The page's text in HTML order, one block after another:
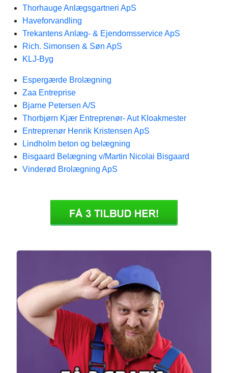
Thorhauge Anlægsgartneri ApS
Haveforvandling
Trekantens Anlæg- & Ejendomsservice ApS
Rich. Simonsen & Søn ApS
KLJ-Byg
Espergærde Brolægning
Zaa Entreprise
Bjarne Petersen A/S
Thorbjørn Kjær Entreprenør- Aut Kloakmester
Entreprenør Henrik Kristensen ApS
Lindholm beton og belægning
Bisgaard Belægning v/Martin Nicolai Bisgaard
Vinderød Brolægning ApS